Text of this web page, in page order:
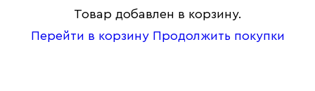
Товар добавлен в корзину.
Перейти в корзину Продолжить покупки